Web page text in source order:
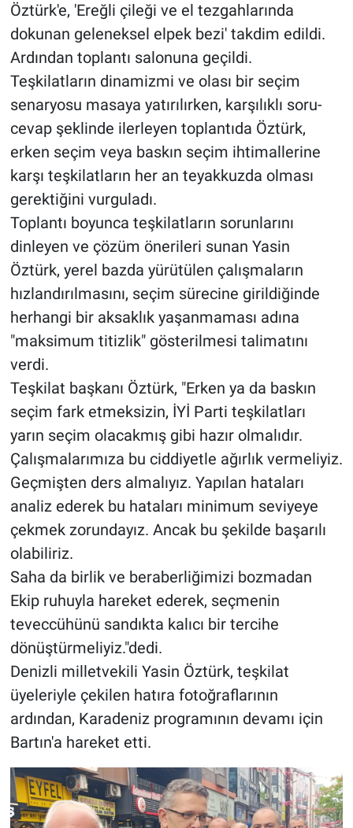
Öztürk'e, 'Ereğli çileği ve el tezgahlarında
dokunan geleneksel elpek bezi' takdim edildi.
Ardından toplantı salonuna geçildi.
Teşkilatların dinamizmi ve olası bir seçim
senaryosu masaya yatırılırken, karşılıklı soru-
cevap şeklinde ilerleyen toplantıda Öztürk,
erken seçim veya baskın seçim ihtimallerine
karşı teşkilatların her an teyakkuzda olması
gerektiğini vurguladı.
Toplantı boyunca teşkilatların sorunlarını
dinleyen ve çözüm önerileri sunan Yasin
Öztürk, yerel bazda yürütülen çalışmaların
hızlandırılmasını, seçim sürecine girildiğinde
herhangi bir aksaklık yaşanmaması adına
"maksimum titizlik" gösterilmesi talimatını
verdi.
Teşkilat başkanı Öztürk, "Erken ya da baskın
seçim fark etmeksizin, İYİ Parti teşkilatları
yarın seçim olacakmış gibi hazır olmalıdır.
Çalışmalarımıza bu ciddiyetle ağırlık vermeliyiz.
Geçmişten ders almalıyız. Yapılan hataları
analiz ederek bu hataları minimum seviyeye
çekmek zorundayız. Ancak bu şekilde başarılı
olabiliriz.
Saha da birlik ve beraberliğimizi bozmadan
Ekip ruhuyla hareket ederek, seçmenin
teveccühünü sandıkta kalıcı bir tercihe
dönüştürmeliyiz."dedi.
Denizli milletvekili Yasin Öztürk, teşkilat
üyeleriyle çekilen hatıra fotoğraflarının
ardından, Karadeniz programının devamı için
Bartın'a hareket etti.